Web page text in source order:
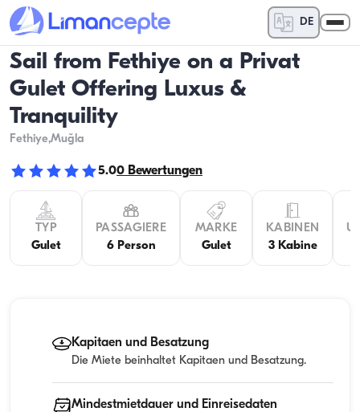
DE
Sail from Fethiye on a Privat
Gulet Offering Luxus &
Tranquility
Fethiye,Muğla
5.00 Bewertungen
TYP
Gulet
PASSAGIERE
6 Person
MARKE
Gulet
KABINEN
3 Kabine
Kapitaen und Besatzung
Die Miete beinhaltet Kapitaen und Besatzung.
Mindestmietdauer und Einreisedaten